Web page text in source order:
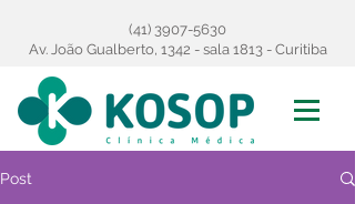
(41) 3907-5630
Av. João Gualberto, 1342 - sala 1813 - Curitiba
Post